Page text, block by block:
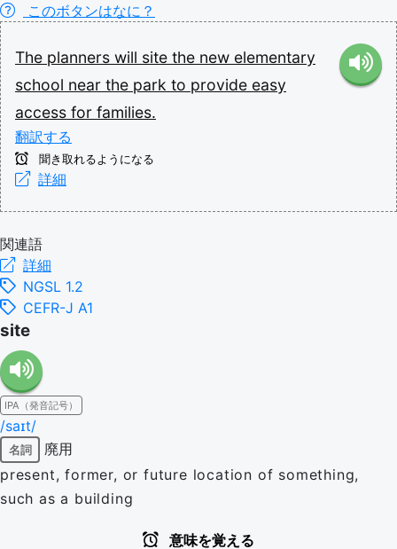
このボタンはなに？
The planners will site the new elementary
school near the park to provide easy
access for families.
翻訳する
聞き取れるようになる
詳細
関連語
詳細
NGSL 1.2
CEFR-J A1
site
IPA（発音記号）
/saɪt/
名詞
廃用
present, former, or future location of something,
such as a building
意味を覚える